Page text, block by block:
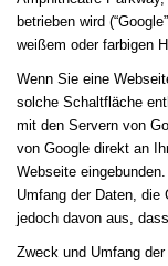
betrieben wird
weißem oder farbigen
Wenn Sie eine
solche Schaltfläche
mit den Servern von
von Google direkt an
Webseite
Umfang der Daten, die
jedoch davon aus,
Zweck und Umfang